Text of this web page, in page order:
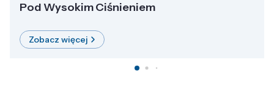
Pod Wysokim Ciśnieniem
Zobacz więcej